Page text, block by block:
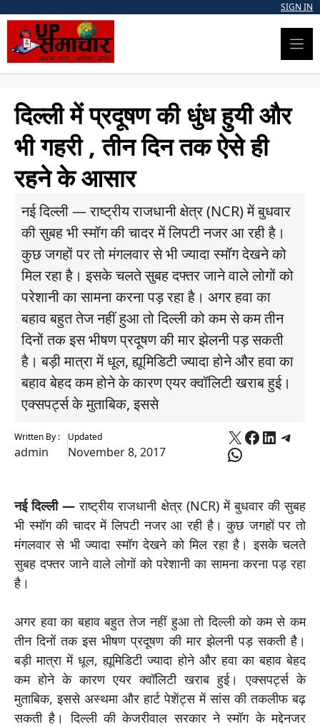
content
SIGN IN
दिल्ली में प्रदूषण की धुंध हुयी और
भी गहरी , तीन दिन तक ऐसे ही
रहने के आसार
नई दिल्ली — राष्ट्रीय राजधानी क्षेत्र (NCR) में बुधवार
की सुबह भी स्मॉग की चादर में लिपटी नजर आ रही है।
कुछ जगहों पर तो मंगलवार से भी ज्यादा स्मॉग देखने को
मिल रहा है। इसके चलते सुबह दफ्तर जाने वाले लोगों को
परेशानी का सामना करना पड़ रहा है। अगर हवा का
बहाव बहुत तेज नहीं हुआ तो दिल्ली को कम से कम तीन
दिनों तक इस भीषण प्रदूषण की मार झेलनी पड़ सकती
है। बड़ी मात्रा में धूल, ह्यूमिडिटी ज्यादा होने और हवा का
बहाव बेहद कम होने के कारण एयर क्वॉलिटी खराब हुई।
एक्सपर्ट्स के मुताबिक, इससे
Written By :
admin
Updated
November 8, 2017
X Facebook
WhatsApp
नई दिल्ली — राष्ट्रीय राजधानी क्षेत्र (NCR) में बुधवार की सुबह
भी स्मॉग की चादर में लिपटी नजर आ रही है। कुछ जगहों पर तो
मंगलवार से भी ज्यादा स्मॉग देखने को मिल रहा है। इसके चलते
सुबह दफ्तर जाने वाले लोगों को परेशानी का सामना करना पड़ रहा
है।
अगर हवा का बहाव बहुत तेज नहीं हुआ तो दिल्ली को कम से कम
तीन दिनों तक इस भीषण प्रदूषण की मार झेलनी पड़ सकती है।
बड़ी मात्रा में धूल, ह्यूमिडिटी ज्यादा होने और हवा का बहाव बेहद
कम होने के कारण एयर क्वॉलिटी खराब हुई। एक्सपर्ट्स के
मुताबिक, इससे अस्थमा और हार्ट पेशेंट्स में सांस की तकलीफ बढ़
सकती है। दिल्ली की केजरीवाल सरकार ने स्मॉग के मद्देनजर